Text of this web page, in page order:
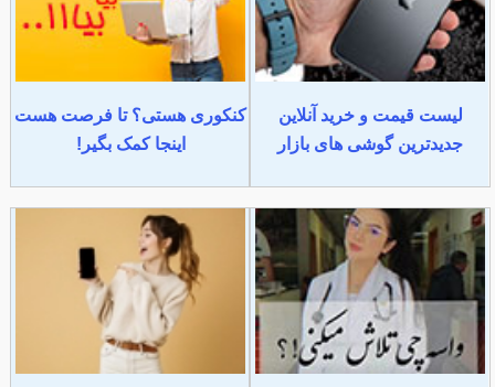
لیست قیمت و خرید آنلاین
جدیدترین گوشی های بازار
کنکوری هستی؟ تا فرصت هست
اینجا کمک بگیر!